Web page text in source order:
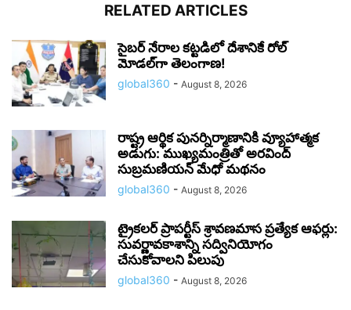
RELATED ARTICLES
సైబర్ నేరాల కట్టడిలో దేశానికే రోల్‌
మోడల్‌గా తెలంగాణ!
global360 - August 8, 2026
రాష్ట్ర ఆర్థిక పునర్నిర్మాణానికి వ్యూహాత్మక
అడుగు: ముఖ్యమంత్రితో అరవింద్
సుబ్రమణియన్ మేధో మథనం
global360 - August 8, 2026
ట్రైకలర్ ప్రాపర్టీస్ శ్రావణమాస ప్రత్యేక ఆఫర్లు:
సువర్ణావకాశాన్ని సద్వినియోగం
చేసుకోవాలని పిలుపు
global360 - August 8, 2026